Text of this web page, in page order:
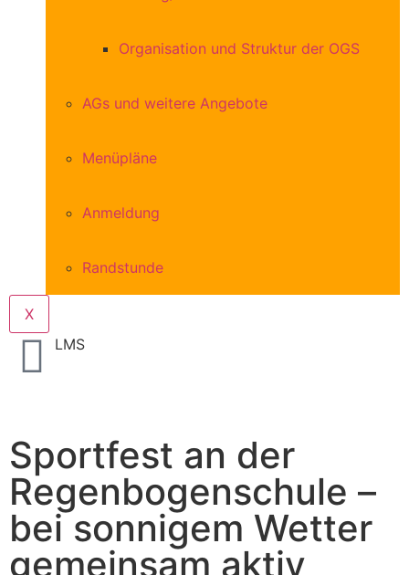
Organisation und Struktur der OGS
AGs und weitere Angebote
Menüpläne
Anmeldung
Randstunde
X
LMS
Sportfest an der
Regenbogenschule –
bei sonnigem Wetter
gemeinsam aktiv